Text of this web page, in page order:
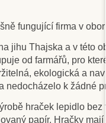
fungující firma v
jihu Thajska a v této
od farmářů, pro
ekologická a
nedocházelo k žádné
hraček lepidlo
papír. Hračky